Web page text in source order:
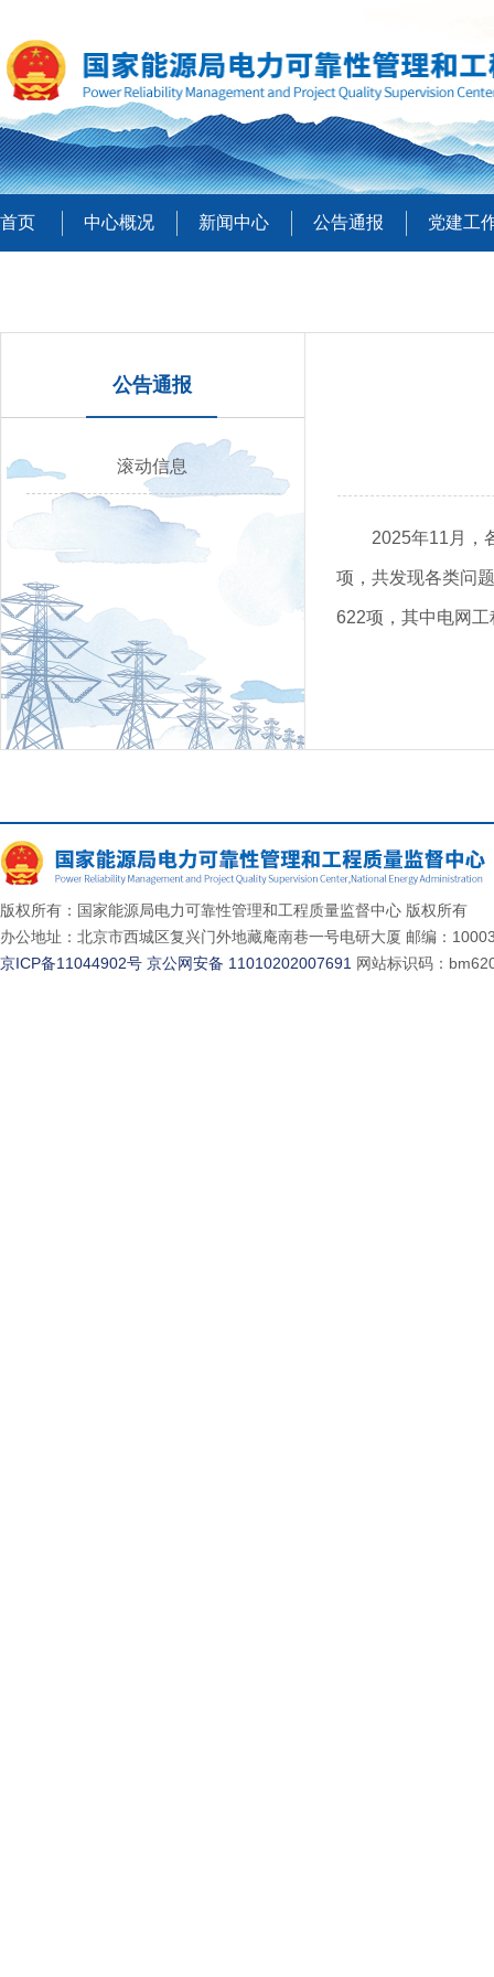
首页 中心概况 新闻中心 公告通报 党建工
公告通报
滚动信息
2025年11月，
项，共发现各类问
622项，其中电网
版权所有：国家能源局电力可靠性管理和工程质量监督中心 版权所有
办公地址：北京市西城区复兴门外地藏庵南巷一号电研大厦 邮编：
京ICP备11044902号 京公网安备 11010202007691 网站标识码：